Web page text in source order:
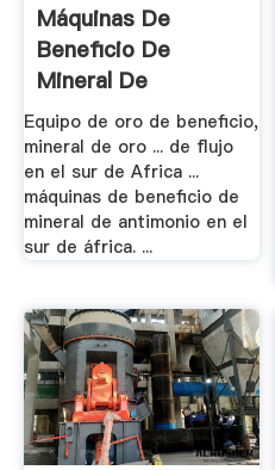
Máquinas De
Beneficio De
Mineral De
Antimonio .
Equipo de oro de beneficio,
mineral de oro ... de flujo
en el sur de Africa ...
máquinas de beneficio de
mineral de antimonio en el
sur de áfrica. ...